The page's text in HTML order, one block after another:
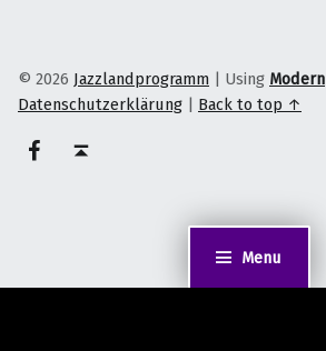
Menu
© 2026 Jazzlandprogramm | Using Modern
Datenschutzerklärung | Back to top ↑